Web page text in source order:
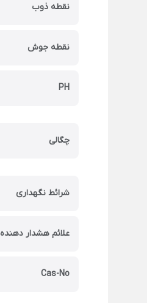
نقطه ذوب
نقطه جوش
PH
چگالی
شرائط نگهداری
علائم هشدار دهنده
Cas-No